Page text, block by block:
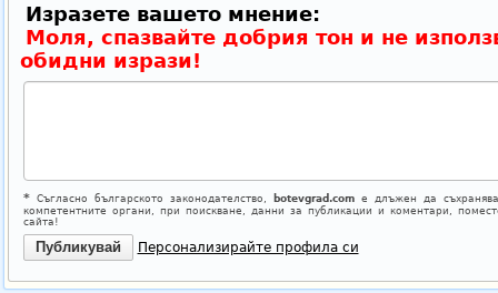
Изразете вашето мнение:
Моля, спазвайте добрия тон и не
обидни изрази!
*Съгласно българското законодателство, botevgrad.comе длъжен да
компетентните органи, при поискване, данни за публикации и коментари,
сайта!
Персонализирайте профила си